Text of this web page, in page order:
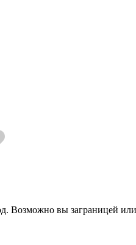
Возможно вы заграницей или